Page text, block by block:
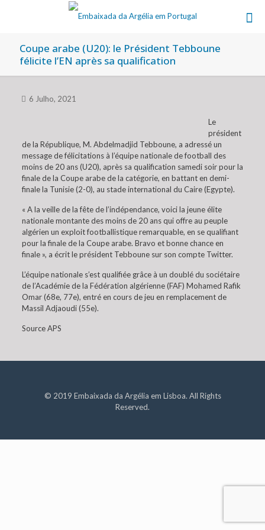
Coupe arabe (U20): le Président Tebboune
félicite l’EN après sa qualification
6 Julho, 2021
Le
président
de la République, M. Abdelmadjid Tebboune, a adressé un
message de félicitations à l’équipe nationale de football des
moins de 20 ans (U20), après sa qualification samedi soir pour la
finale de la Coupe arabe de la catégorie, en battant en demi-
finale la Tunisie (2-0), au stade international du Caire (Egypte).
« A la veille de la fête de l’indépendance, voici la jeune élite
nationale montante des moins de 20 ans qui offre au peuple
algérien un exploit footballistique remarquable, en se qualifiant
pour la finale de la Coupe arabe. Bravo et bonne chance en
finale », a écrit le président Tebboune sur son compte Twitter.
L’équipe nationale s’est qualifiée grâce à un doublé du sociétaire
de l’Académie de la Fédération algérienne (FAF) Mohamed Rafik
Omar (68e, 77e), entré en cours de jeu en remplacement de
Massil Adjaoudi (55e).
Source APS
© 2019 Embaixada da Argélia em Lisboa. All Rights
Reserved.